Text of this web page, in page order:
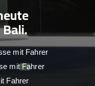
mit Fahrer
mit Fahrer
Fahrer